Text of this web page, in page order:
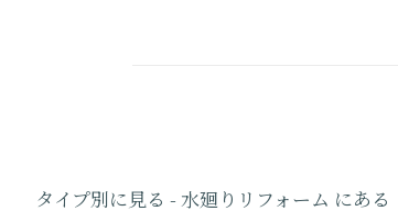
タイプ別に見る - 水廻りリフォーム にある